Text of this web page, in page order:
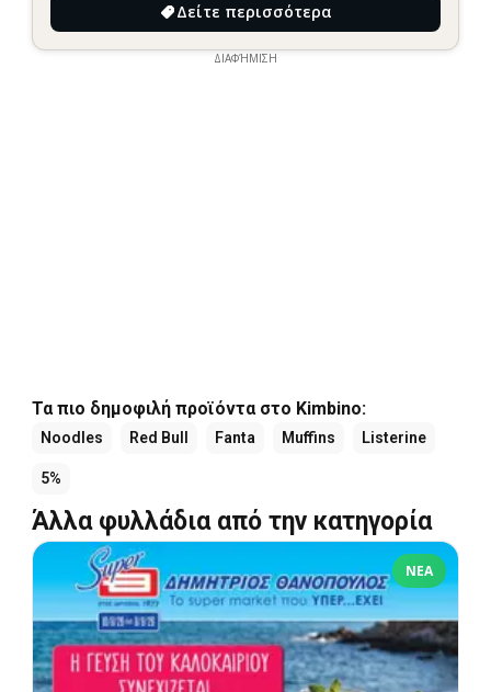
Δείτε περισσότερα
ΔΙΑΦΉΜΙΣΗ
Τα πιο δημοφιλή προϊόντα στο Kimbino:
Noodles Red Bull Fanta Muffins Listerine
5%
Άλλα φυλλάδια από την κατηγορία
ΝΈΑ